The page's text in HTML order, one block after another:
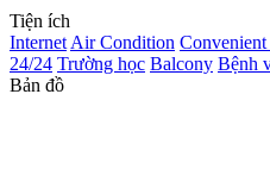
Tiện ích
Internet Air Condition
24/24 Trường học Balcony Bệnh
Bản đồ